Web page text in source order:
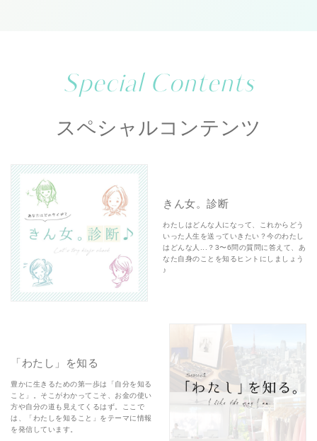
Special Contents
スペシャルコンテンツ
きん女。診断
わたしはどんな人になって、これからどう
いった人生を送っていきたい？今のわたし
はどんな人...？3〜6問の質問に答えて、あ
なた自身のことを知るヒントにしましょう
♪
「わたし」を知る
豊かに生きるための第一歩は「自分を知る
こと」。そこがわかってこそ、お金の使い
方や自分の道も見えてくるはず。ここで
は、「わたしを知ること」をテーマに情報
を発信しています。